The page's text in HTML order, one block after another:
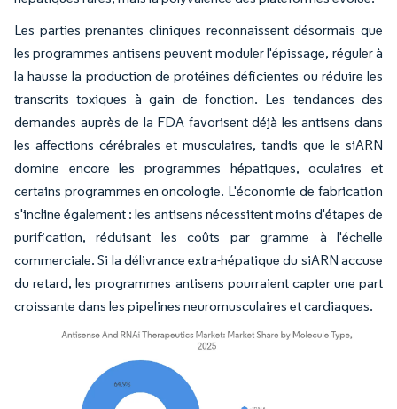
Les parties prenantes cliniques reconnaissent désormais que
les programmes antisens peuvent moduler l'épissage, réguler à
la hausse la production de protéines déficientes ou réduire les
transcrits toxiques à gain de fonction. Les tendances des
demandes auprès de la FDA favorisent déjà les antisens dans
les affections cérébrales et musculaires, tandis que le siARN
domine encore les programmes hépatiques, oculaires et
certains programmes en oncologie. L'économie de fabrication
s'incline également : les antisens nécessitent moins d'étapes de
purification, réduisant les coûts par gramme à l'échelle
commerciale. Si la délivrance extra-hépatique du siARN accuse
du retard, les programmes antisens pourraient capter une part
croissante dans les pipelines neuromusculaires et cardiaques.